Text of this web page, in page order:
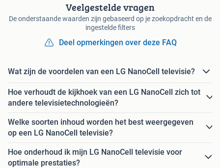
Veelgestelde vragen
De onderstaande waarden zijn gebaseerd op je zoekopdracht en de
ingestelde filters
Deel opmerkingen over deze FAQ
Wat zijn de voordelen van een LG NanoCell televisie?
Hoe verhoudt de kijkhoek van een LG NanoCell zich tot
andere televisietechnologieën?
Welke soorten inhoud worden het best weergegeven
op een LG NanoCell televisie?
Hoe onderhoud ik mijn LG NanoCell televisie voor
optimale prestaties?